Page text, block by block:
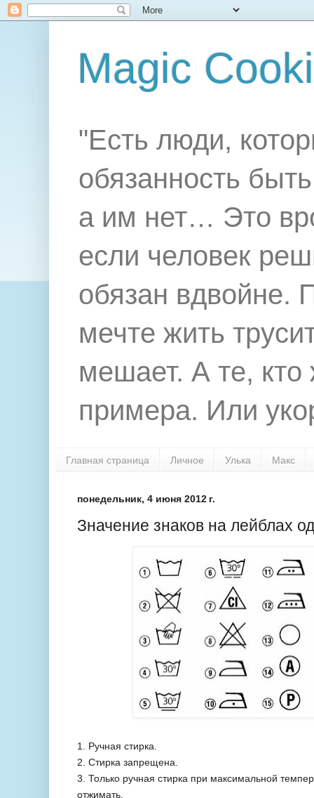
Magic
"Есть люди,
обязанность
а им нет… Это
если человек
обязан вдвойне.
мечте жить
мешает. А те,
примера. Или
Главная страница Личное Улька Макс
понедельник, 4 июня 2012 г.
Значение знаков на лейблах
1. Ручная стирка.
2. Стирка запрещена.
3. Только ручная стирка при максимальной
отжимать.